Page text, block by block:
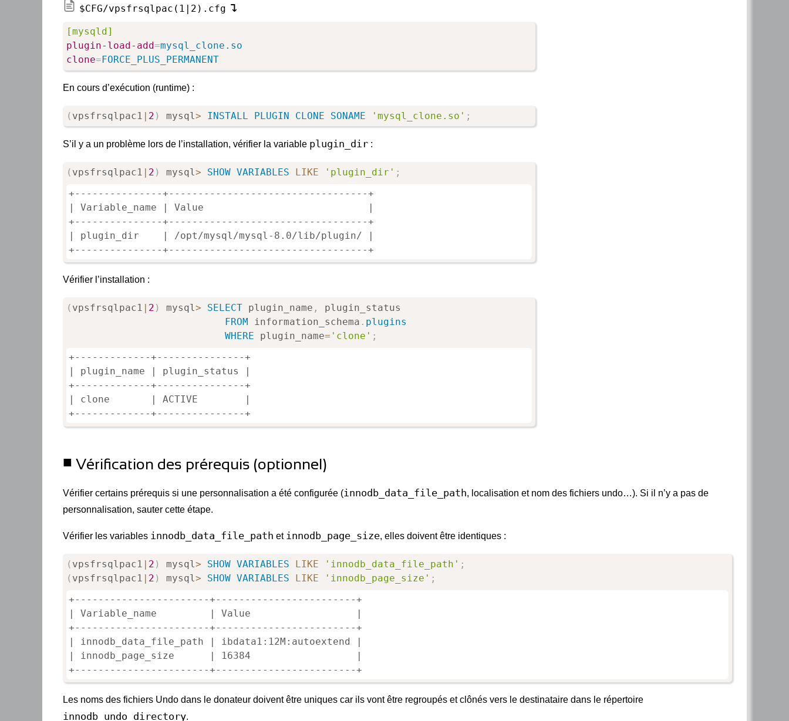
$CFG/vpsfrsqlpac(1|2).cfg
[mysqld]
plugin-load-add=mysql_clone.so
clone= FORCE_PLUS_PERMANENT
En cours d’exécution (runtime) :
( vpsfrsqlpac1 | 2 ) mysql > INSTALL PLUGIN CLONE SONAME 'mysql_clone.so' ;
S’il y a un problème lors de l’installation, vérifier la variable plugin_dir :
( vpsfrsqlpac1 | 2 ) mysql> SHOW VARIABLES LIKE 'plugin_dir' ;
+---------------+----------------------------------+
| Variable_name | Value                            |
+---------------+----------------------------------+
| plugin_dir    | /opt/mysql/mysql-8.0/lib/plugin/ |
+---------------+----------------------------------+
Vérifier l’installation :
( vpsfrsqlpac1 | 2 ) mysql> SELECT plugin_name ,
plugin_status
FROM information_schema . plugins
WHERE plugin_name= 'clone' ;
+-------------+---------------+
| plugin_name | plugin_status |
+-------------+---------------+
| clone       | ACTIVE        |
+-------------+---------------+
Vérification des prérequis (optionnel)
Vérifier certains prérequis si une personnalisation a été configurée (innodb_data_file_path, localisation et nom des fichiers undo…). Si il n’y a pas de
personnalisation, sauter cette étape.
Vérifier les variables innodb_data_file_path et innodb_page_size, elles doivent être identiques :
( vpsfrsqlpac1 | 2 ) mysql> SHOW VARIABLES LIKE 'innodb_data_file_path' ;
( vpsfrsqlpac1 | 2 ) mysql> SHOW VARIABLES LIKE 'innodb_page_size' ;
+-----------------------+------------------------+
| Variable_name         | Value                  |
+-----------------------+------------------------+
| innodb_data_file_path | ibdata1:12M:autoextend |
| innodb_page_size      | 16384                  |
+-----------------------+------------------------+
Les noms des fichiers Undo dans le donateur doivent être uniques car ils vont être regroupés et clônés vers le destinataire dans le répertoire
innodb_undo_directory.